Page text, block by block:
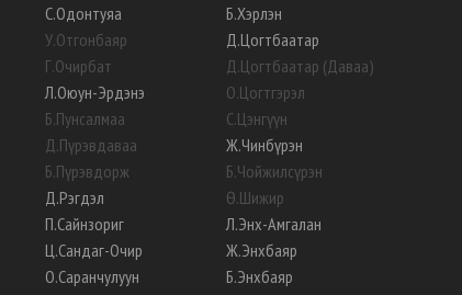
С.Одонтуяа
У.Отгонбаяр
Г.Очирбат
Л.Оюун-Эрдэнэ
Б.Пунсалмаа
Д.Пүрэвдаваа
Б.Пүрэвдорж
Д.Рэгдэл
П.Сайнзориг
Ц.Сандаг-Очир
О.Саранчулуун
Б.Хэрлэн
Д.Цогтбаатар
Д.Цогтбаатар (Даваа)
О.Цогтгэрэл
С.Цэнгүүн
Ж.Чинбүрэн
Б.Чойжилсүрэн
Ө.Шижир
Л.Энх-Амгалан
Ж.Энхбаяр
Б.Энхбаяр